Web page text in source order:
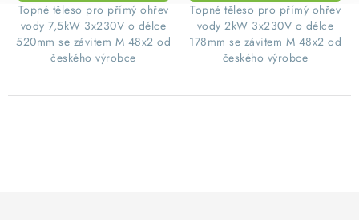
​Topné těleso pro přímý ohřev
vody 7,5kW 3x230V o délce
520mm se závitem M 48x2 od
českého výrobce
​Topné těleso pro přímý ohřev
vody 2kW 3x230V o délce
178mm se závitem M 48x2 od
českého výrobce